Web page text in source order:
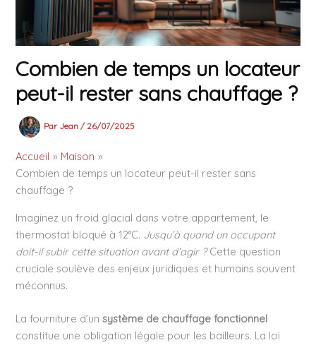
Combien de temps un locateur
peut-il rester sans chauffage ?
Par Jean/ 26/07/2025
Accueil
Maison
Combien de temps un locateur peut-il rester sans
chauffage ?
Imaginez un froid glacial dans votre appartement, le
thermostat bloqué à 12°C. Jusqu’à quand un occupant
doit-il subir cette situation avant d’agir ?Cette question
cruciale soulève des enjeux juridiques et humains souvent
méconnus.
La fourniture d’unsystème de chauffage fonctionnel
constitue une obligation légale pour les bailleurs. La loi